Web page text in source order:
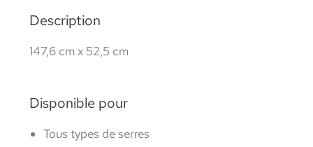
Description
147,6 cm x 52,5 cm
Disponible pour
Tous types de serres